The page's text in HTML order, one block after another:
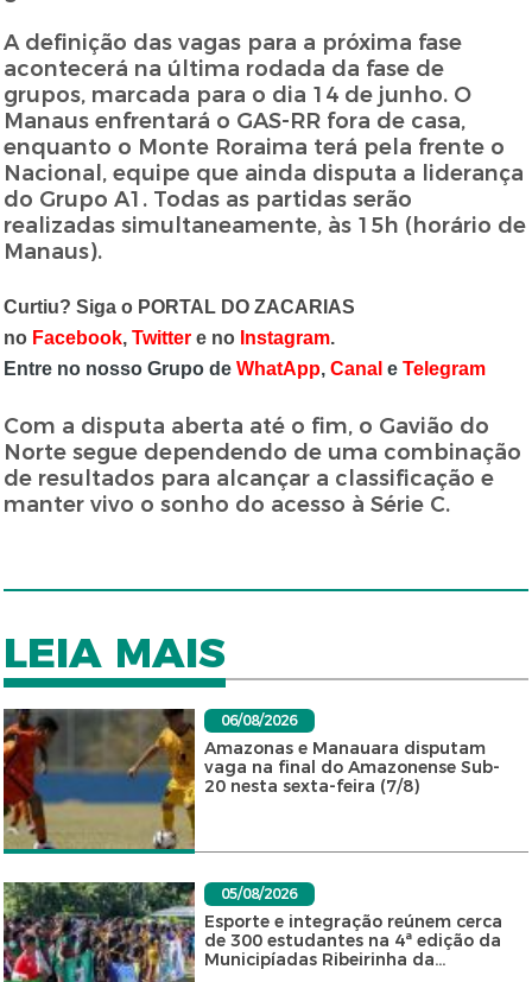
A definição das vagas para a próxima fase
acontecerá na última rodada da fase de
grupos, marcada para o dia 14 de junho. O
Manaus enfrentará o GAS-RR fora de casa,
enquanto o Monte Roraima terá pela frente o
Nacional, equipe que ainda disputa a liderança
do Grupo A1. Todas as partidas serão
realizadas simultaneamente, às 15h (horário de
Manaus).
Curtiu? Siga o PORTAL DO ZACARIAS
no Facebook,Twitter e no Instagram.
Entre no nosso Grupo deWhatApp,Canal eTelegram
Com a disputa aberta até o fim, o Gavião do
Norte segue dependendo de uma combinação
de resultados para alcançar a classificação e
manter vivo o sonho do acesso à Série C.
LEIA MAIS
06/08/2026
Amazonas e Manauara disputam
vaga na final do Amazonense Sub-
20 nesta sexta-feira (7/8)
05/08/2026
Esporte e integração reúnem cerca
de 300 estudantes na 4ª edição da
Municipíadas Ribeirinha da...